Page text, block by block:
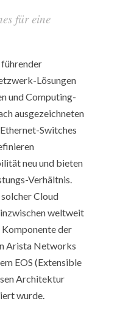
für eine
Lösungen
und Computing-
ausgezeichneten
Switches
neu und bieten
Verhältnis.
Cloud
weltweit
Komponente der
Arista Networks
EOS (Extensible
Architektur
wurde.